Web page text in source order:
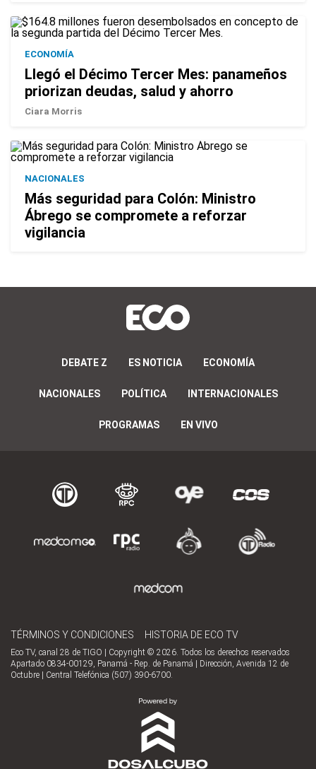
ECONOMÍA
Llegó el Décimo Tercer Mes: panameños
priorizan deudas, salud y ahorro
Ciara Morris
NACIONALES
Más seguridad para Colón: Ministro
Ábrego se compromete a reforzar
vigilancia
DEBATE Z ES NOTICIA ECONOMÍA
NACIONALES POLÍTICA INTERNACIONALES
PROGRAMAS EN VIVO
TÉRMINOS Y CONDICIONES HISTORIA DE ECO TV
Eco TV, canal 28 de TIGO | Copyright © 2026. Todos los derechos reservados
Apartado 0834-00129, Panamá - Rep. de Panamá | Dirección, Avenida 12 de
Octubre | Central Telefónica (507) 390-6700.